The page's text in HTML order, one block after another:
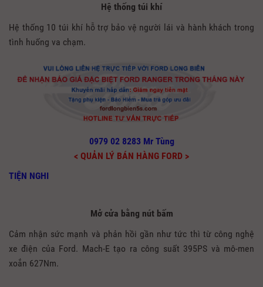
Hệ thống túi khí
Hệ thống 10 túi khí hỗ trợ bảo vệ người lái và hành khách trong
tình huống va chạm.
0979 02 8283 Mr Tùng
< QUẢN LÝ BÁN HÀNG FORD >
TIỆN NGHI
Mở cửa bằng nút bấm
Cảm nhận sức mạnh và phản hồi gần như tức thì từ công nghệ
xe điện của Ford. Mach-E tạo ra công suất 395PS và mô-men
xoắn 627Nm.